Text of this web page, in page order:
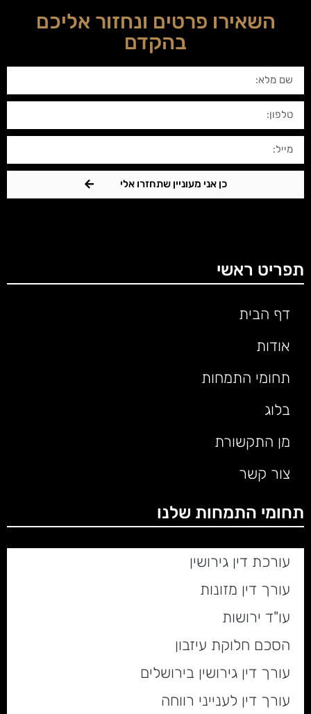
השאירו פרטים ונחזור אליכם
בהקדם
כן אני מעוניין שתחזרו אלי
תפריט ראשי
דף הבית
אודות
תחומי התמחות
בלוג
מן התקשורת
צור קשר
תחומי התמחות שלנו
עורכת דין גירושין
עורך דין מזונות
עו"ד ירושות
הסכם חלוקת עיזבון
עורך דין גירושין בירושלים
עורך דין לענייני רווחה